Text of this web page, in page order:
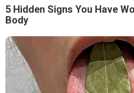
5 Hidden Signs You Have
Body